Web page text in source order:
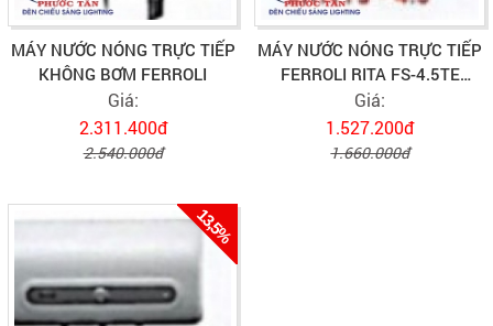
MÁY NƯỚC NÓNG TRỰC TIẾP
KHÔNG BƠM FERROLI
Giá:
2.311.400đ
2.540.000đ
MÁY NƯỚC NÓNG TRỰC TIẾP
FERROLI RITA FS-4.5TE
CHỐNG GIẬT
Giá:
1.527.200đ
1.660.000đ
13,5%